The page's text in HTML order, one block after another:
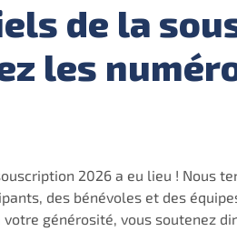
de la
les
2026 a eu lieu ! Nous
des bénévoles et des
générosité, vous soutenez